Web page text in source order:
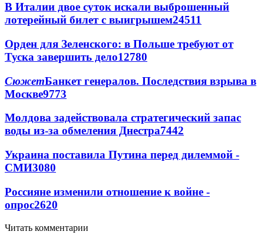
В Италии двое суток искали выброшенный
лотерейный билет с выигрышем24511
Орден для Зеленского: в Польше требуют от
Туска завершить дело12780
СюжетБанкет генералов. Последствия взрыва в
Москве9773
Молдова задействовала стратегический запас
воды из-за обмеления Днестра7442
Украина поставила Путина перед дилеммой -
СМИ3080
Россияне изменили отношение к войне -
опрос2620
Читать комментарии